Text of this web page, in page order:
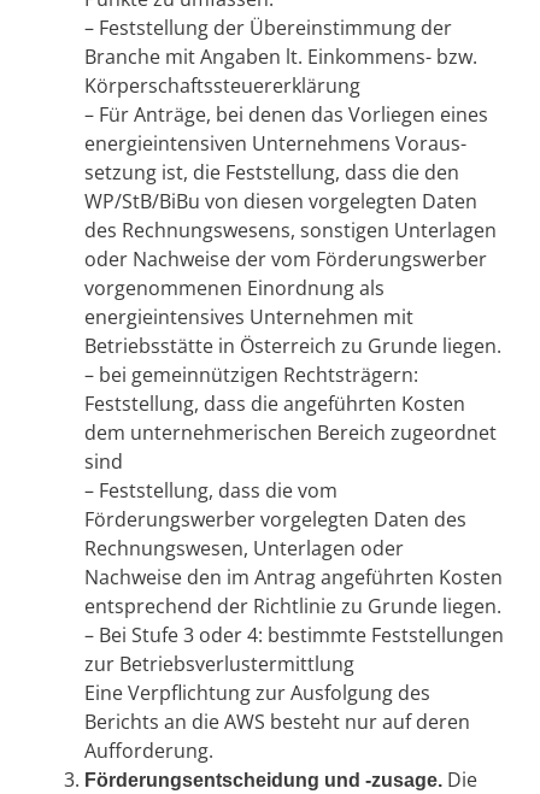
– Feststellung der Übereinstimmung der
Branche mit Angaben lt. Einkommens- bzw.
Körperschaftssteuererklärung
– Für Anträge, bei denen das Vorliegen eines
energieintensiven Unternehmens Voraus-
setzung ist, die Feststellung, dass die den
WP/StB/BiBu von diesen vorgelegten Daten
des Rechnungswesens, sonstigen Unterlagen
oder Nachweise der vom Förderungswerber
vorgenommenen Einordnung als
energieintensives Unternehmen mit
Betriebsstätte in Österreich zu Grunde liegen.
– bei gemeinnützigen Rechtsträgern:
Feststellung, dass die angeführten Kosten
dem unternehmerischen Bereich zugeordnet
sind
– Feststellung, dass die vom
Förderungswerber vorgelegten Daten des
Rechnungswesen, Unterlagen oder
Nachweise den im Antrag angeführten Kosten
entsprechend der Richtlinie zu Grunde liegen.
– Bei Stufe 3 oder 4: bestimmte Feststellungen
zur Betriebsverlustermittlung
Eine Verpflichtung zur Ausfolgung des
Berichts an die AWS besteht nur auf deren
Aufforderung.
Förderungsentscheidung und -zusage.Die